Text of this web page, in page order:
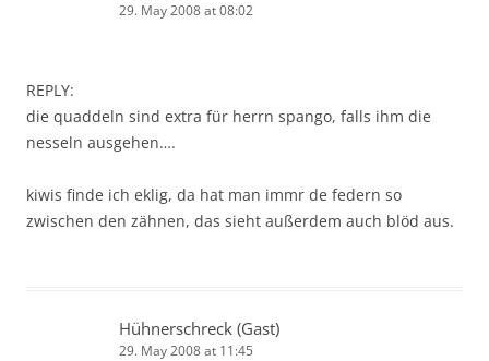
29. May 2008 at 08:02
REPLY:
die quaddeln sind extra für herrn spango, falls ihm die
nesseln ausgehen….
kiwis finde ich eklig, da hat man immr de federn so
zwischen den zähnen, das sieht außerdem auch blöd aus.
Hühnerschreck (Gast)
29. May 2008 at 11:45